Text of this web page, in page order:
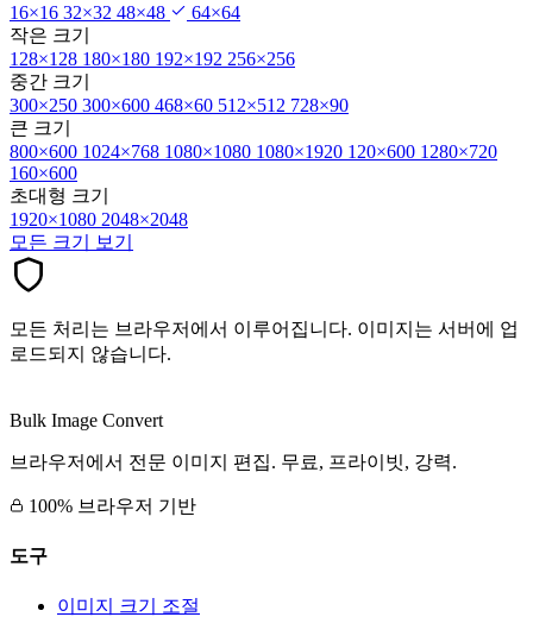
16×16 32×32 48×48
64×64
작은 크기
128×128 180×180 192×192 256×256
중간 크기
300×250 300×600 468×60 512×512 728×90
큰 크기
800×600 1024×768 1080×1080 1080×1920 120×600 1280×720
160×600
초대형 크기
1920×1080 2048×2048
모든 크기 보기
모든 처리는 브라우저에서 이루어집니다. 이미지는 서버에 업
로드되지 않습니다.
Bulk Image Convert
브라우저에서 전문 이미지 편집. 무료, 프라이빗, 강력.
100% 브라우저 기반
도구
이미지 크기 조절